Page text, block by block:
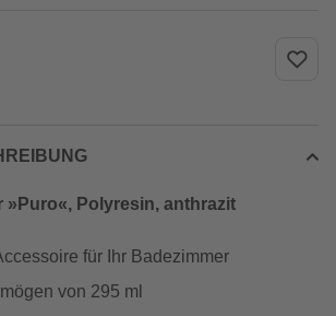
»Puro«, Polyresin, anthrazit
für Ihr Badezimmer
von 295 ml